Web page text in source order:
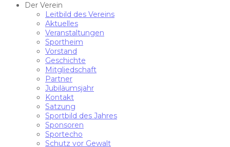
Der Verein
Leitbild des Vereins
Aktuelles
Veranstaltungen
Sportheim
Vorstand
Geschichte
Mitgliedschaft
Partner
Jubiläumsjahr
Kontakt
Satzung
Sportbild des Jahres
Sponsoren
Sportecho
Schutz vor Gewalt